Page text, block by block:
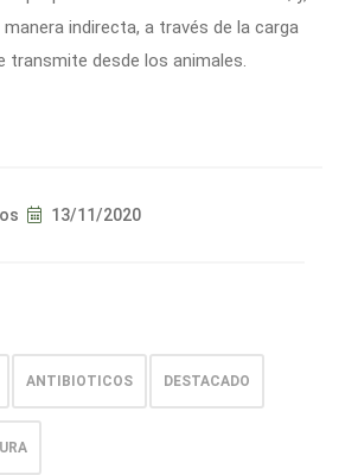
indirecta, a través de la carga
transmite desde los animales.
13/11/2020
ANTIBIOTICOS DESTACADO